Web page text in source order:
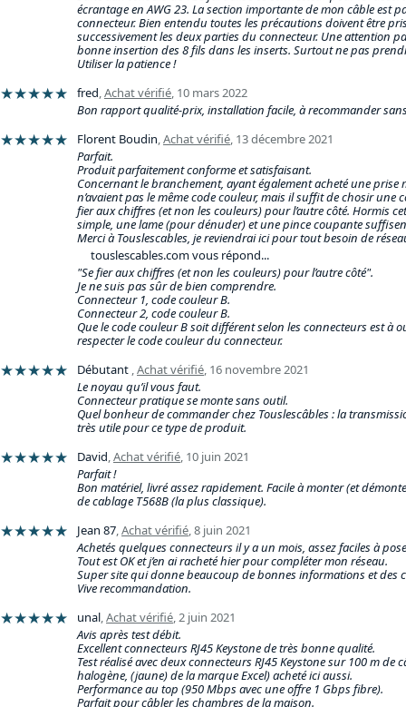
écrantage en AWG 23. La section importante de mon câble est
connecteur. Bien entendu toutes les précautions doivent être
successivement les deux parties du connecteur. Une attention
bonne insertion des 8 fils dans les inserts. Surtout ne pas
Utiliser la patience !
★★★★★ fred Achat vérifié 10 mars 2022
Bon rapport qualité-prix, installation facile, à recommander
★★★★★ Florent Boudin Achat vérifié 13 décembre 2021
Parfait.
Produit parfaitement conforme et satisfaisant.
Concernant le branchement, ayant également acheté une prise
n’avaient pas le même code couleur, mais il suffit de chosir une
fier aux chiffres (et non les couleurs) pour l’autre côté. Hormis
simple, une lame (pour dénuder) et une pince coupante
Merci à Touslescables, je reviendrai ici pour tout besoin de
touslescables.com vous répond...
"Se fier aux chiffres (et non les couleurs) pour l’autre côté".
Je ne suis pas sûr de bien comprendre.
Connecteur 1, code couleur B.
Connecteur 2, code couleur B.
Que le code couleur B soit différent selon les connecteurs est à
respecter le code couleur du connecteur.
★★★★★ Débutant Achat vérifié 16 novembre 2021
Le noyau qu’il vous faut.
Connecteur pratique se monte sans outil.
Quel bonheur de commander chez Touslescâbles : la
très utile pour ce type de produit.
★★★★★ David Achat vérifié 10 juin 2021
Parfait !
Bon matériel, livré assez rapidement. Facile à monter (et
de cablage T568B (la plus classique).
★★★★★ Jean 87 Achat vérifié 8 juin 2021
Achetés quelques connecteurs il y a un mois, assez faciles à
Tout est OK et j’en ai racheté hier pour compléter mon réseau.
Super site qui donne beaucoup de bonnes informations et des
Vive recommandation.
★★★★★ unal Achat vérifié 2 juin 2021
Avis après test débit.
Excellent connecteurs RJ45 Keystone de très bonne qualité.
Test réalisé avec deux connecteurs RJ45 Keystone sur 100 m de
halogène, (jaune) de la marque Excel) acheté ici aussi.
Performance au top (950 Mbps avec une offre 1 Gbps fibre).
Parfait pour câbler les chambres de la maison.